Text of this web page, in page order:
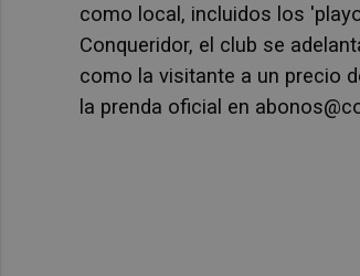
como local, incluidos los
Conqueridor, el club se
como la visitante a un precio
la prenda oficial en